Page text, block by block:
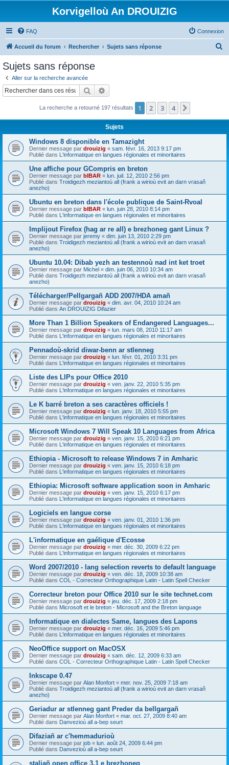
Korvigelloù An DROUIZIG
FAQ Connexion
Accueil du forum Rechercher Sujets sans réponse
c
Sujets sans réponse
Aller sur la recherche avancée
Rechercher
La recherche a retourné 197 résultats 1 2 3 4
Sujets
Windows 8 disponible en Tamazight
Dernier message par drouizig « sam. févr. 16, 2013 9:17 pm
Publié dans L'informatique en langues régionales et minoritaires
Une affiche pour GCompris en breton
Dernier message par bIBAR « lun. juil. 12, 2010 2:56 pm
Publié dans Troidigezh meziantoù all (frank a wirioù evit an darn vrasañ
anezho)
Ubuntu en breton dans l'école publique de Saint-Rvoal
Dernier message par bIBAR « lun. juin 28, 2010 8:14 pm
Publié dans L'informatique en langues régionales et minoritaires
Implijout Firefox (hag ar re all) e brezhoneg gant Linux ?
Dernier message par jeremy « dim. juin 13, 2010 2:29 pm
Publié dans Troidigezh meziantoù all (frank a wirioù evit an darn vrasañ
anezho)
Ubuntu 10.04: Dibab yezh an testennoù nad int ket troet
Dernier message par Michel « dim. juin 06, 2010 10:34 am
Publié dans Troidigezh meziantoù all (frank a wirioù evit an darn vrasañ
anezho)
Télécharger/Pellgargañ ADD 2007/HDA amañ
Dernier message par drouizig « dim. avr. 04, 2010 10:24 am
Publié dans An DROUIZIG Difazier
More Than 1 Billion Speakers of Endangered Languages...
Dernier message par drouizig « lun. mars 08, 2010 11:17 am
Publié dans L'informatique en langues régionales et minoritaires
Pennadoù-skrid diwar-benn ar stlenneg
Dernier message par drouizig « lun. févr. 01, 2010 3:31 pm
Publié dans L'informatique en langues régionales et minoritaires
Liste des LIPs pour Office 2010
Dernier message par drouizig « ven. janv. 22, 2010 5:35 pm
Publié dans L'informatique en langues régionales et minoritaires
Le K barré breton a ses caractères officiels !
Dernier message par drouizig « lun. janv. 18, 2010 5:55 pm
Publié dans L'informatique en langues régionales et minoritaires
Microsoft Windows 7 Will Speak 10 Languages from Africa
Dernier message par drouizig « ven. janv. 15, 2010 6:21 pm
Publié dans L'informatique en langues régionales et minoritaires
Ethiopia - Microsoft to release Windows 7 in Amharic
Dernier message par drouizig « ven. janv. 15, 2010 6:18 pm
Publié dans L'informatique en langues régionales et minoritaires
Ethiopia: Microsoft software application soon in Amharic
Dernier message par drouizig « ven. janv. 15, 2010 6:17 pm
Publié dans L'informatique en langues régionales et minoritaires
Logiciels en langue corse
Dernier message par drouizig « ven. janv. 01, 2010 1:36 pm
Publié dans L'informatique en langues régionales et minoritaires
L'informatique en gaélique d'Ecosse
Dernier message par drouizig « mer. déc. 30, 2009 6:22 pm
Publié dans L'informatique en langues régionales et minoritaires
Word 2007/2010 - lang selection reverts to default language
Dernier message par drouizig « ven. déc. 18, 2009 10:38 am
Publié dans COL - Correcteur Orthographique Latin - Latin Spell Checker
Correcteur breton pour Office 2010 sur le site technet.com
Dernier message par drouizig « jeu. déc. 17, 2009 2:18 pm
Publié dans Microsoft et le breton - Microsoft and the Breton language
Informatique en dialectes Same, langues des Lapons
Dernier message par drouizig « mer. déc. 16, 2009 5:46 pm
Publié dans L'informatique en langues régionales et minoritaires
NeoOffice support on MacOSX
Dernier message par drouizig « sam. déc. 12, 2009 6:33 am
Publié dans COL - Correcteur Orthographique Latin - Latin Spell Checker
Inkscape 0.47
Dernier message par Alan Monfort « mer. nov. 25, 2009 7:18 am
Publié dans Troidigezh meziantoù all (frank a wirioù evit an darn vrasañ
anezho)
Geriadur ar stlenneg gant Preder da bellgargañ
Dernier message par Alan Monfort « mar. oct. 27, 2009 8:40 am
Publié dans Danvezioù all a-bep seurt
Difaziañ ar c'hemmadurioù
Dernier message par job « lun. août 24, 2009 6:44 pm
Publié dans Danvezioù all a-bep seurt
staliañ open office 3.1 e brezhoneg